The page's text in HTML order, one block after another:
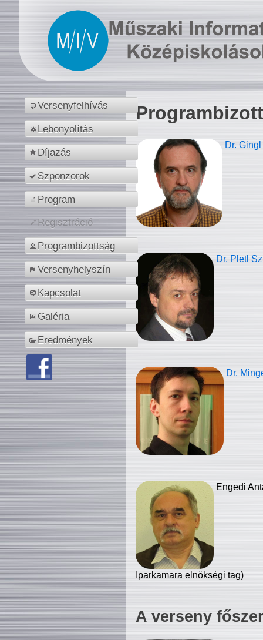
Versenyfelhívás
Lebonyolítás
Díjazás
Szponzorok
Program
Regisztráció
Programbizottság
Versenyhelyszín
Kapcsolat
Galéria
Eredmények
Dr.
Dr. Pletl
Dr.
Engedi
Iparkamara elnökségi tag)
A verseny